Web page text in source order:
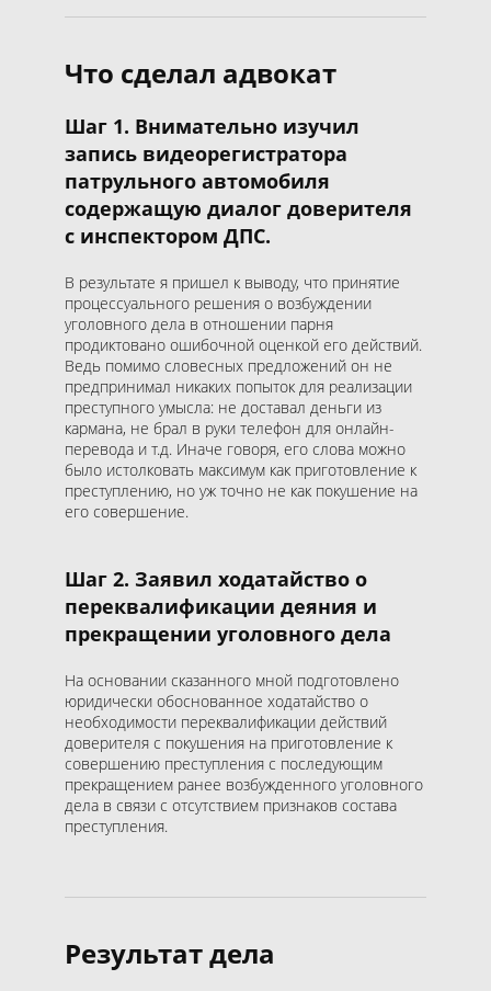
Что сделал адвокат
Шаг 1. Внимательно изучил
запись видеорегистратора
патрульного автомобиля
содержащую диалог доверителя
с инспектором ДПС.
В результате я пришел к выводу, что принятие
процессуального решения о возбуждении
уголовного дела в отношении парня
продиктовано ошибочной оценкой его действий.
Ведь помимо словесных предложений он не
предпринимал никаких попыток для реализации
преступного умысла: не доставал деньги из
кармана, не брал в руки телефон для онлайн-
перевода и т.д. Иначе говоря, его слова можно
было истолковать максимум как приготовление к
преступлению, но уж точно не как покушение на
его совершение.
Шаг 2. Заявил ходатайство о
переквалификации деяния и
прекращении уголовного дела
На основании сказанного мной подготовлено
юридически обоснованное ходатайство о
необходимости переквалификации действий
доверителя с покушения на приготовление к
совершению преступления с последующим
прекращением ранее возбужденного уголовного
дела в связи с отсутствием признаков состава
преступления.
Результат дела